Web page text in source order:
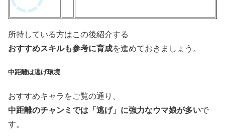
所持している方はこの後紹介する
おすすめスキルも参考に育成を進めておきましょう。
中距離は逃げ環境
おすすめキャラをご覧の通り、
中距離のチャンミでは「逃げ」に強力なウマ娘が多いで
す。